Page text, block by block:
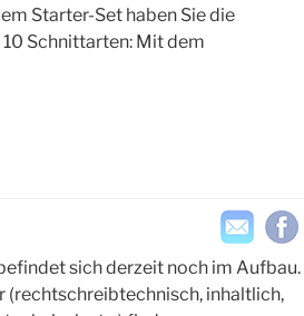
Starter-Set haben Sie die
Schnittarten: Mit dem
sich derzeit noch im Aufbau.
(rechtschreibtechnisch, inhaltlich,